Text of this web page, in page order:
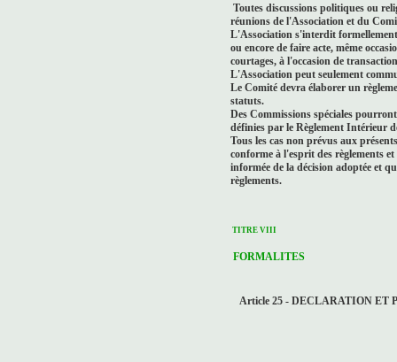
Toutes discussions politiques ou
réunions de l'Association et du
L'Association s'interdit
ou encore de faire acte, même
courtages, à l'occasion de
L'Association peut seulement
Le Comité devra élaborer un
statuts.
Des Commissions spéciales
définies par le Règlement Intérieur
Tous les cas non prévus aux
conforme à l'esprit des règlements
informée de la décision adoptée et
règlements.
TITRE VIII
FORMALITES
Article 25 - DECLARATION ET